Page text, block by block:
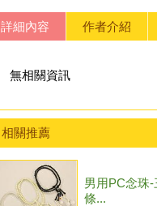
詳細內容 作者介紹
無相關資訊
相關推薦
男用PC念珠-
條...